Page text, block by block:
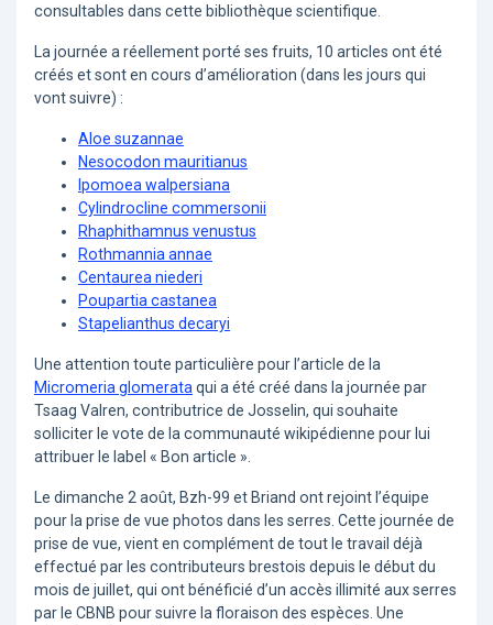
consultables dans cette bibliothèque scientifique.
La journée a réellement porté ses fruits, 10 articles ont été
créés et sont en cours d’amélioration (dans les jours qui
vont suivre) :
Aloe suzannae
Nesocodon mauritianus
Ipomoea walpersiana
Cylindrocline commersonii
Rhaphithamnus venustus
Rothmannia annae
Centaurea niederi
Poupartia castanea
Stapelianthus decaryi
Une attention toute particulière pour l’article de la
Micromeria glomerata qui a été créé dans la journée par
Tsaag Valren, contributrice de Josselin, qui souhaite
solliciter le vote de la communauté wikipédienne pour lui
attribuer le label « Bon article ».
Le dimanche 2 août, Bzh-99 et Briand ont rejoint l’équipe
pour la prise de vue photos dans les serres. Cette journée de
prise de vue, vient en complément de tout le travail déjà
effectué par les contributeurs brestois depuis le début du
mois de juillet, qui ont bénéficié d’un accès illimité aux serres
par le CBNB pour suivre la floraison des espèces. Une